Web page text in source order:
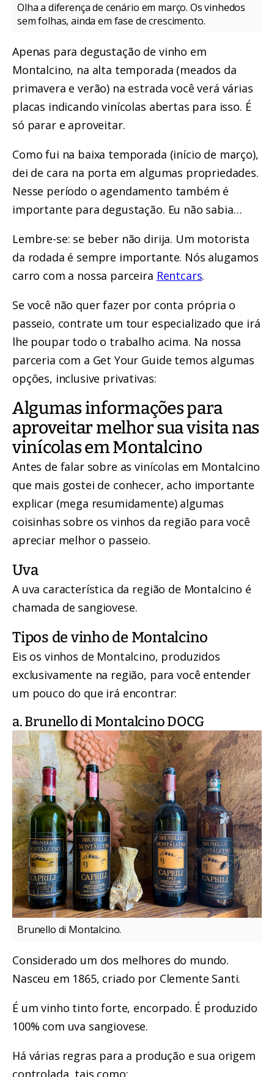
Olha a diferença de cenário em março. Os vinhedos
sem folhas, ainda em fase de crescimento.
Apenas para degustação de vinho em
Montalcino, na alta temporada (meados da
primavera e verão) na estrada você verá várias
placas indicando vinícolas abertas para isso. É
só parar e aproveitar.
Como fui na baixa temporada (início de março),
dei de cara na porta em algumas propriedades.
Nesse período o agendamento também é
importante para degustação. Eu não sabia…
Lembre-se: se beber não dirija. Um motorista
da rodada é sempre importante. Nós alugamos
carro com a nossa parceira Rentcars.
Se você não quer fazer por conta própria o
passeio, contrate um tour especializado que irá
lhe poupar todo o trabalho acima. Na nossa
parceria com a Get Your Guide temos algumas
opções, inclusive privativas:
Algumas informações para
aproveitar melhor sua visita nas
vinícolas em Montalcino
Antes de falar sobre as vinícolas em Montalcino
que mais gostei de conhecer, acho importante
explicar (mega resumidamente) algumas
coisinhas sobre os vinhos da região para você
apreciar melhor o passeio.
Uva
A uva característica da região de Montalcino é
chamada de sangiovese.
Tipos de vinho de Montalcino
Eis os vinhos de Montalcino, produzidos
exclusivamente na região, para você entender
um pouco do que irá encontrar:
a. Brunello di Montalcino DOCG
Brunello di Montalcino.
Considerado um dos melhores do mundo.
Nasceu em 1865, criado por Clemente Santi.
É um vinho tinto forte, encorpado. É produzido
100% com uva sangiovese.
Há várias regras para a produção e sua origem